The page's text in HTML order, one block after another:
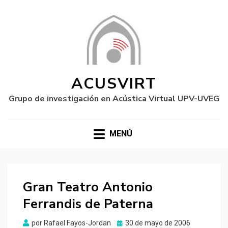
ACUSVIRT
Grupo de investigación en Acústica Virtual UPV-UVEG
MENÚ
Gran Teatro Antonio
Ferrandis de Paterna
por Rafael Fayos-Jordan Publicado
30 de mayo de 2006